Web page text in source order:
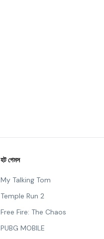
হট গেমস
My Talking Tom
Temple Run 2
Free Fire: The Chaos
PUBG MOBILE